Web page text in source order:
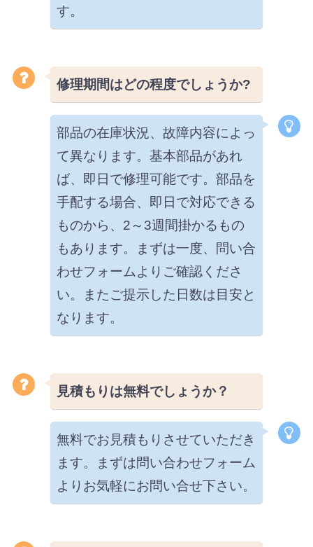
す。
修理期間はどの程度でしょうか?
部品の在庫状況、故障内容によっ
て異なります。基本部品があれ
ば、即日で修理可能です。部品を
手配する場合、即日で対応できる
ものから、2～3週間掛かるもの
もあります。まずは一度、問い合
わせフォームよりご確認くださ
い。またご提示した日数は目安と
なります。
見積もりは無料でしょうか？
無料でお見積もりさせていただき
ます。まずは問い合わせフォーム
よりお気軽にお問い合せ下さい。